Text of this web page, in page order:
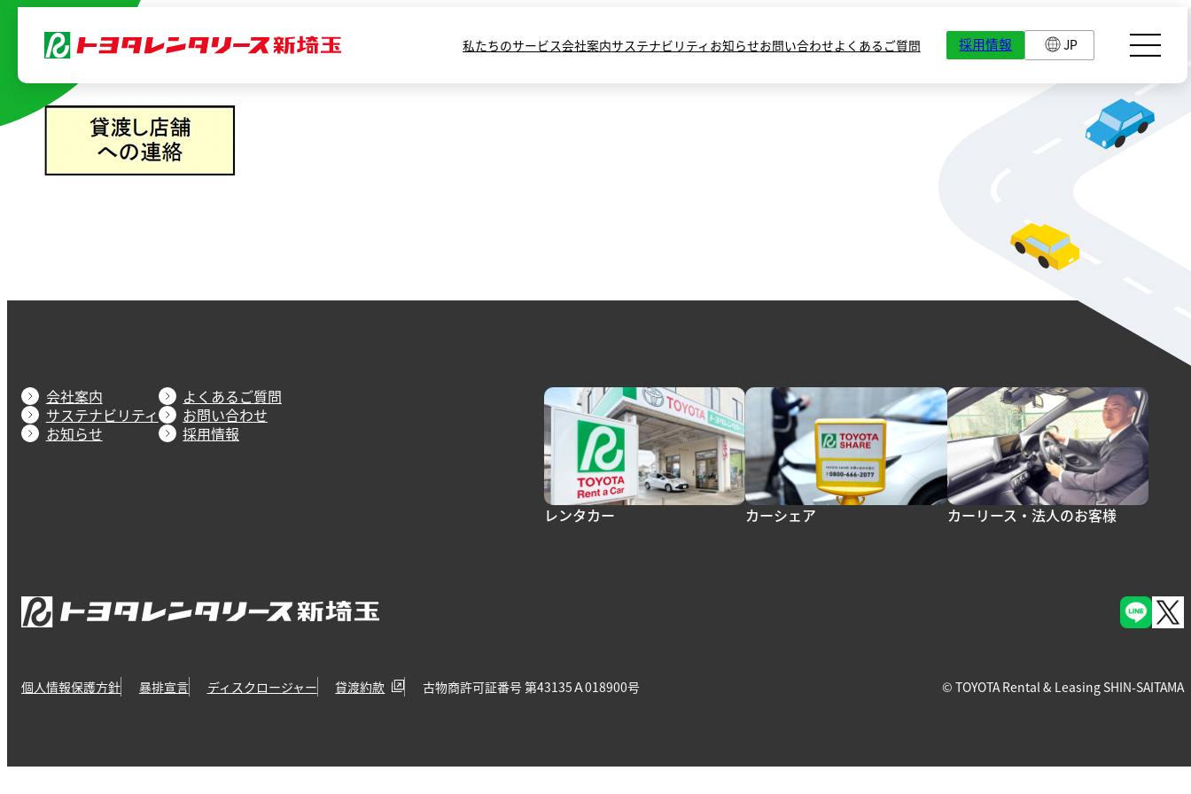
を
キ
私たちのサービス会社案内サステナビリティ お知らせお問い合わせよくあるご質問 採用情報 JP
会社案内
サステナビリティ
お知らせ
よくあるご質問
お問い合わせ
採用情報
レンタカー カーシェア カーリース・法人のお客様
個人情報保護方針 暴排宣言 ディスクロージャー 貸渡約款 古物商許可証番号 第43135Ａ018900号 © TOYOTA Rental & Leasing SHIN-SAITAMA